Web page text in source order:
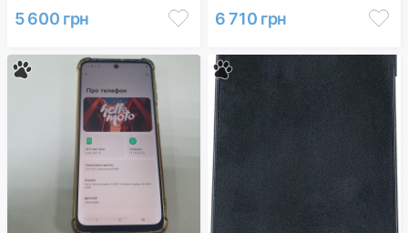
5 600 грн 6 710 грн